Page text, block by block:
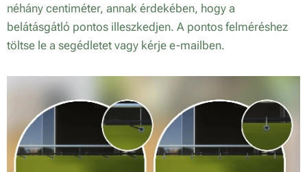
néhány centiméter, annak érdekében, hogy a
belátásgátló pontos illeszkedjen. A pontos felméréshez
töltse le a segédletet vagy kérje e-mailben.